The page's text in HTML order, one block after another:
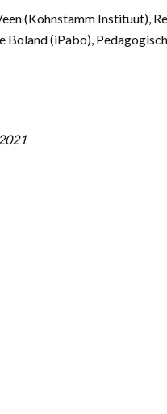
(Kohnstamm Instituut),
(iPabo),